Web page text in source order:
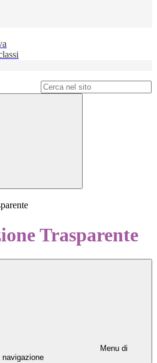
Trasparente
Menu di
navigazione